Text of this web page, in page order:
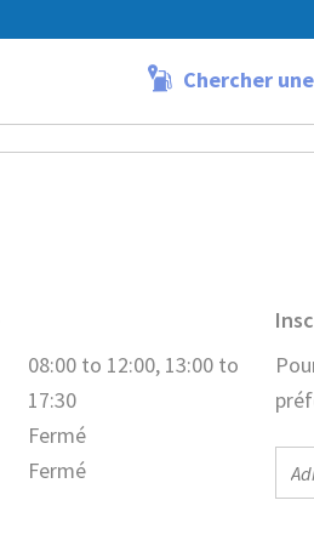
Chercher
08:00 to 12:00, 13:00 to
17:30
Fermé
Fermé
E-